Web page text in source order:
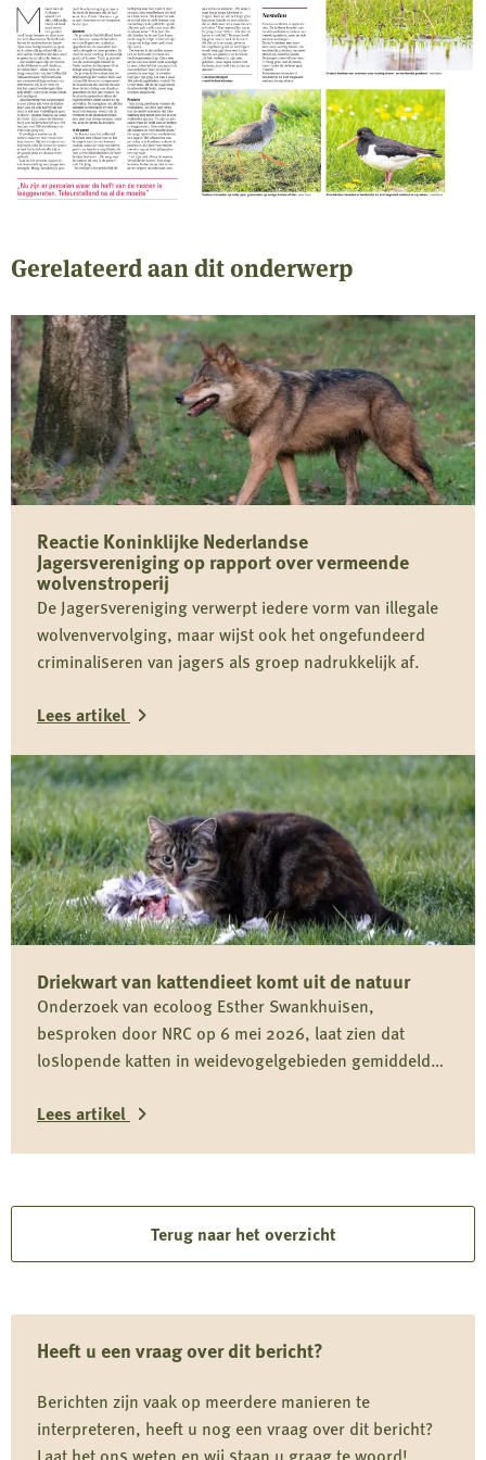
Heeft u een vraag over dit bericht?
Berichten zijn vaak op meerdere manieren te
interpreteren, heeft u nog een vraag over dit bericht?
Laat het ons weten en wij staan u graag te woord!
Gerelateerd aan dit onderwerp
Reactie Koninklijke Nederlandse
Jagersvereniging op rapport over vermeende
wolvenstroperij
De Jagersvereniging verwerpt iedere vorm van illegale
wolvenvervolging, maar wijst ook het ongefundeerd
criminaliseren van jagers als groep nadrukkelijk af.
Lees artikel
Lees
meer
over
Reactie
Koninklijke
Nederlandse
Jagersvereniging
rapport
over
vermeende
wolvenstroperij
Driekwart van kattendieet komt uit de natuur
Onderzoek van ecoloog Esther Swankhuisen,
besproken door NRC op 6 mei 2026, laat zien dat
loslopende katten in weidevogelgebieden gemiddeld
onderdeel zijn van het predatiedebat. Voor kwetsbare
Lees artikel
Driekwart
kattendieet
komt
natuur
Terug naar het overzicht